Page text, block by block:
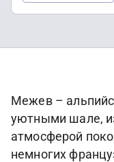
Межев –
уютными шале,
атмосферой
немногих